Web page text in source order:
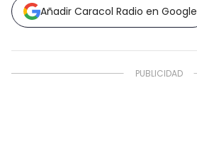
Añadir Caracol Radio en Google